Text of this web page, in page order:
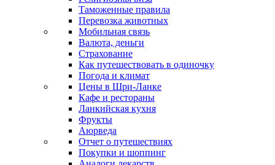
Таможенные правила
Перевозка животных
Мобильная связь
Валюта, деньги
Страхование
Как путешествовать в одиночку
Погода и климат
Цены в Шри-Ланке
Кафе и рестораны
Ланкийская кухня
Фрукты
Аюрведа
Отчет о путешествиях
Покупки и шоппинг